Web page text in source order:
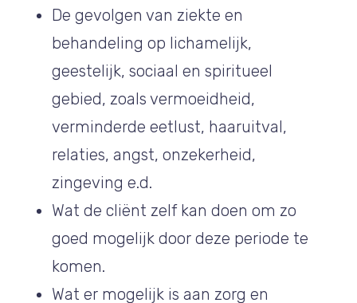
De gevolgen van ziekte en
behandeling op lichamelijk,
geestelijk, sociaal en spiritueel
gebied, zoals vermoeidheid,
verminderde eetlust, haaruitval,
relaties, angst, onzekerheid,
zingeving e.d.
Wat de cliënt zelf kan doen om zo
goed mogelijk door deze periode te
komen.
Wat er mogelijk is aan zorg en